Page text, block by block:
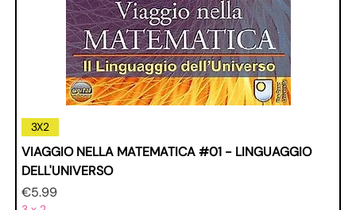
3X2
VIAGGIO NELLA MATEMATICA #01 - LINGUAGGIO
DELL'UNIVERSO
Price
€5.99